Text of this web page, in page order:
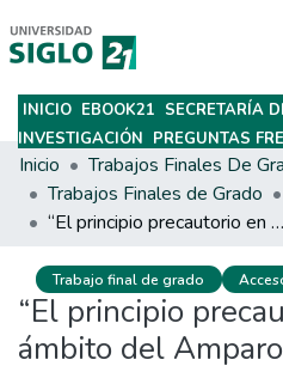
Subir
INICIO EBOOK21 SECRETARÍA
INVESTIGACIÓN PREGUNTAS
Inicio
Trabajos Finales de Grado
“El principio precautorio en el ámbito del Amparo Colectivo”.
Trabajo final de grado
“El principio
ámbito del